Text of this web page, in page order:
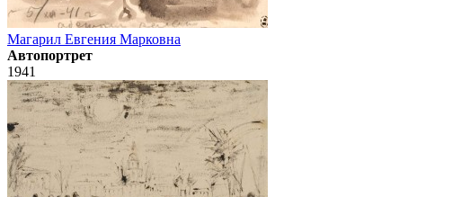
Магарил Евгения Марковна
Автопортрет
1941